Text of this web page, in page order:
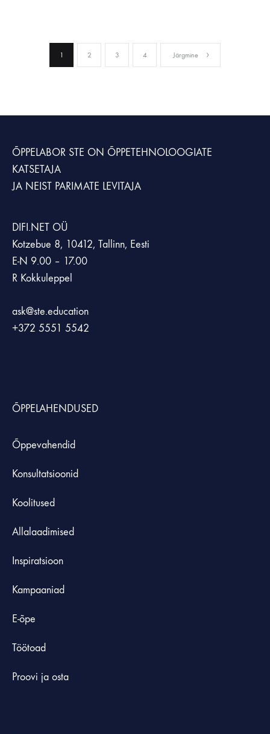
1 2 3 4 Järgmine
ÕPPELABOR STE ON ÕPPETEHNOLOOGIATE
KATSETAJA
JA NEIST PARIMATE LEVITAJA
DIFI.NET OÜ
Kotzebue 8, 10412, Tallinn, Eesti
E-N 9.00 – 17.00
R Kokkuleppel
ask@ste.education
+372 5551 5542
ÕPPELAHENDUSED
Õppevahendid
Konsultatsioonid
Koolitused
Allalaadimised
Inspiratsioon
Kampaaniad
E-õpe
Töötoad
Proovi ja osta